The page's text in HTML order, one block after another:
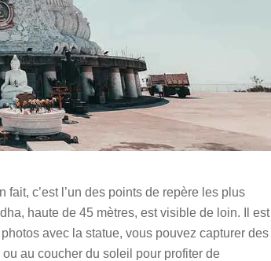
fait, c’est l’un des points de repère les plus
haute de 45 mètres, est visible de loin. Il est
avec la statue, vous pouvez capturer des
au coucher du soleil pour profiter de